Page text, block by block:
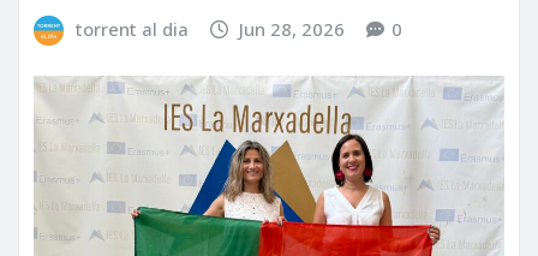
torrent al dia Jun 28, 2026 0